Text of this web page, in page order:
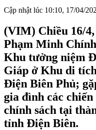
Cập nhật lúc 10:10, 17/04/
(VIM) Chiều 16/
Phạm Minh
Khu tưởng niệm
Giáp ở Khu di
Điện Biên Phủ;
gia đình các
chính sách tại
tỉnh Điện Biên.